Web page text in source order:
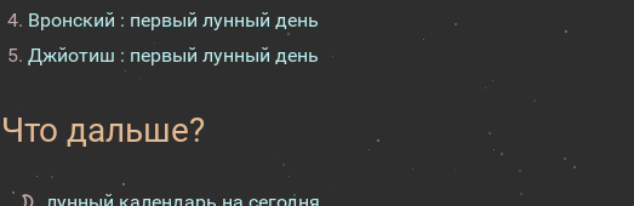
Вронский : первый лунный день
Джйотиш : первый лунный день
Что дальше?